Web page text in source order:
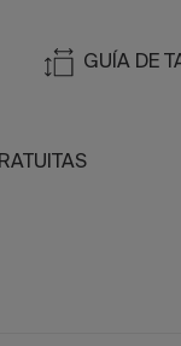
GUÍA DE